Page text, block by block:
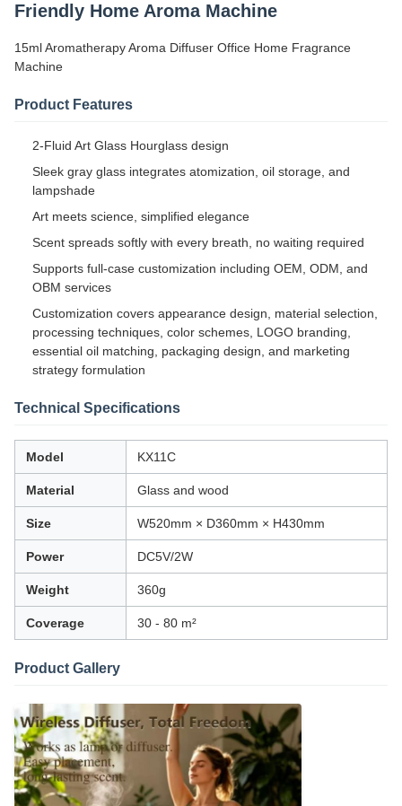
Friendly Home Aroma Machine
15ml Aromatherapy Aroma Diffuser Office Home Fragrance
Machine
Product Features
2-Fluid Art Glass Hourglass design
Sleek gray glass integrates atomization, oil storage, and
lampshade
Art meets science, simplified elegance
Scent spreads softly with every breath, no waiting required
Supports full-case customization including OEM, ODM, and
OBM services
Customization covers appearance design, material selection,
processing techniques, color schemes, LOGO branding,
essential oil matching, packaging design, and marketing
strategy formulation
Technical Specifications
Model KX11C
Material Glass and wood
Size W520mm × D360mm × H430mm
Power DC5V/2W
Weight 360g
Coverage 30 - 80 m²
Product Gallery